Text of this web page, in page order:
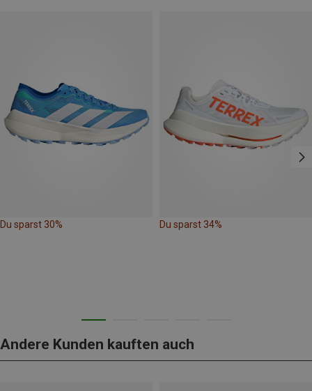
Du sparst 30% Du sparst 34%
Andere Kunden kauften auch